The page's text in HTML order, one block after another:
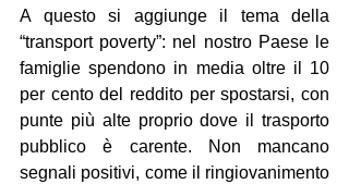
A questo si aggiunge il tema della
“transport poverty”: nel nostro Paese le
famiglie spendono in media oltre il 10
per cento del reddito per spostarsi, con
punte più alte proprio dove il trasporto
pubblico è carente. Non mancano
segnali positivi, come il ringiovanimento